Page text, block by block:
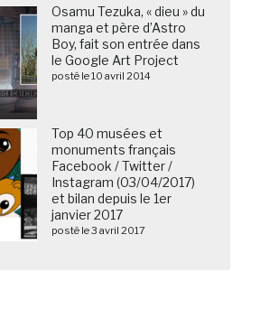
Osamu Tezuka, « dieu » du
manga et père d’Astro
Boy, fait son entrée dans
le Google Art Project
posté le 10 avril 2014
Top 40 musées et
monuments français
Facebook / Twitter /
Instagram (03/04/2017)
et bilan depuis le 1er
janvier 2017
posté le 3 avril 2017